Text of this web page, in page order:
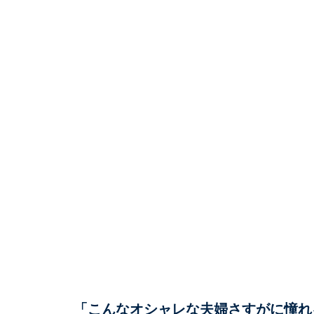
「こんなオシャレな夫婦さすがに憧